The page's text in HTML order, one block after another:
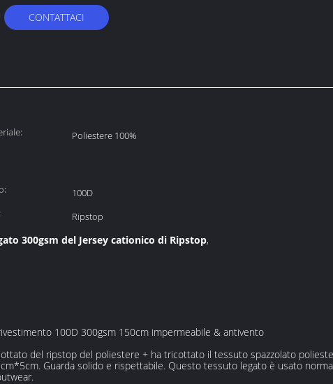
CONTATTACI
Poliestere 100%
100D
Ripstop
300gsm del Jersey cationico di Ripstop,
100D 300gsm 150cm impermeabile & antivento
del ripstop del poliestere + ha tricottato il tessuto spazzolato
Guarda solido e rispettabile. Questo tessuto legato è usato